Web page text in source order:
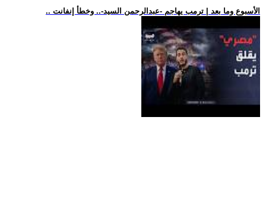
.. الأسبوع وما بعد | ترمب يهاجم -عبدالرحمن السيد-.. وخطأ إنفانت